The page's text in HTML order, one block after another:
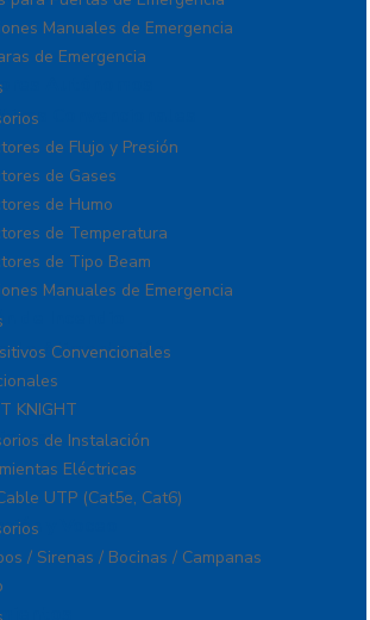
Manuales de Emergencia
de Emergencia
Autónomos
Convencionales
de Flujo y Presión
de Gases
de Humo
de Temperatura
de Tipo Beam
Manuales de Emergencia
de Incendio
de Alimentación
Convencionales
KNIGHT
de Instalación
Eléctricas
UTP (Cat5e, Cat6)
y Voceo
/ Sirenas / Bocinas / Campanas